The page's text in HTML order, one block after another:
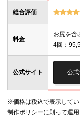
総合評価
料金
お尻を含
4回：
公式サイト 公式
※価格は税込で表示してい
制作ポリシーに則って運用